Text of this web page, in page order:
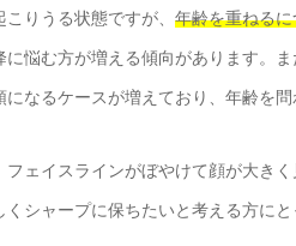
りうる状態ですが、 年齢を重ねる
に悩む方が増える傾向があります。
なるケースが増えており、年齢を
フェイスラインがぼやけて顔が大き
シャープに保ちたいと考える方にと